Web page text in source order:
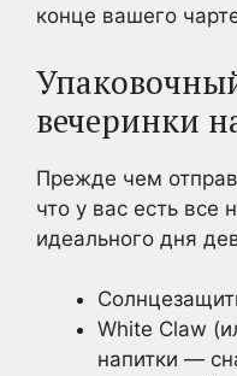
конце вашего
вечеринки
Прежде чем
что у вас есть все
идеального дня
White Claw
напитки —